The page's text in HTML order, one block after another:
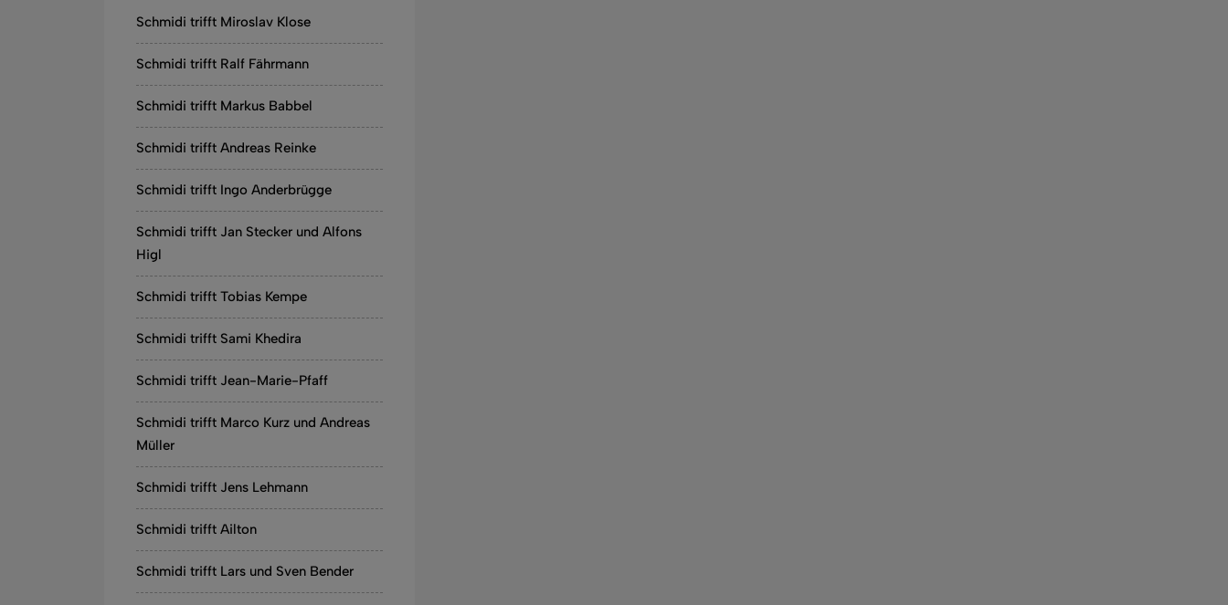
Schmidi trifft Miroslav Klose
Schmidi trifft Ralf Fährmann
Schmidi trifft Markus Babbel
Schmidi trifft Andreas Reinke
Schmidi trifft Ingo Anderbrügge
Schmidi trifft Jan Stecker und Alfons
Higl
Schmidi trifft Tobias Kempe
Schmidi trifft Sami Khedira
Schmidi trifft Jean-Marie-Pfaff
Schmidi trifft Marco Kurz und Andreas
Müller
Schmidi trifft Jens Lehmann
Schmidi trifft Ailton
Schmidi trifft Lars und Sven Bender